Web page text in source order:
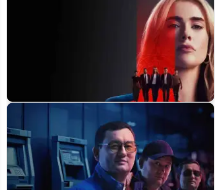
Когда выйдет 3 сезон «Охотники на убийц» и будет ли он
вообще?